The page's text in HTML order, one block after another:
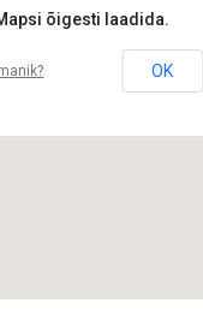
õigesti laadida.
OK